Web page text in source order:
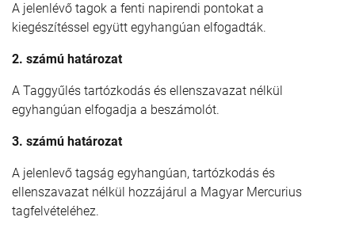
A jelenlévő tagok a fenti napirendi pontokat a
kiegészítéssel együtt egyhangúan elfogadták.
2. számú határozat
A Taggyűlés tartózkodás és ellenszavazat nélkül
egyhangúan elfogadja a beszámolót.
3. számú határozat
A jelenlevő tagság egyhangúan, tartózkodás és
ellenszavazat nélkül hozzájárul a Magyar Mercurius
tagfelvételéhez.